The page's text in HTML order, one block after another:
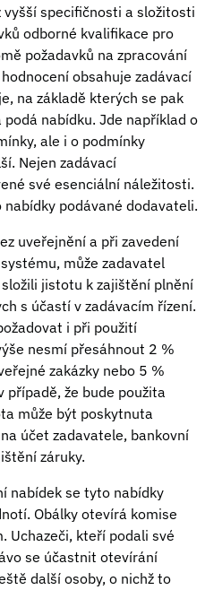
vyšší specifičnosti a složitosti
odborné kvalifikace pro
požadavků na zpracování
obsahuje zadávací
na základě kterých se pak
nabídku. Jde například o
ale i o podmínky
Nejen zadávací
své esenciální náležitosti.
podávané dodavateli.
uveřejnění a při zavedení
může zadavatel
jistotu k zajištění plnění
s účastí v zadávacím řízení.
i při použití
nesmí přesáhnout 2 %
zakázky nebo 5 %
případě, že bude použita
může být poskytnuta
účet zadavatele, bankovní
záruky.
nabídek se tyto nabídky
Obálky otevírá komise
Uchazeči, kteří podali své
se účastnit otevírání
další osoby, o nichž to